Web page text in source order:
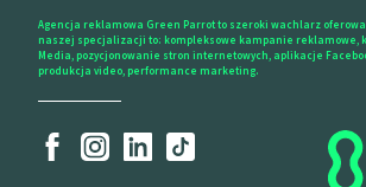
Agencja reklamowa Green Parrot to szeroki wachlarz
naszej specjalizacji to: kompleksowe kampanie reklamowe,
Media, pozycjonowanie stron internetowych, aplikacje
produkcja video, performance marketing.